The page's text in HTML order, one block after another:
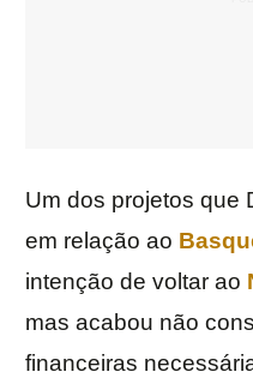
Um dos projetos que
em relação ao
intenção de voltar ao
mas acabou não
financeiras